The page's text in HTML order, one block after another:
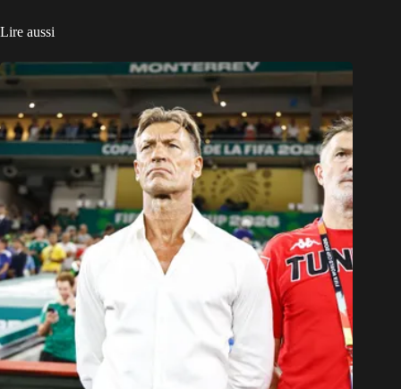
Lire aussi